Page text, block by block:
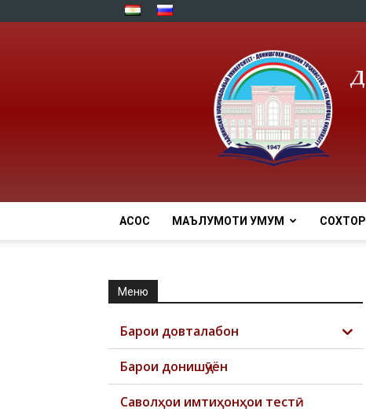
АСОСӢ МАЪЛУМОТИ УМУМӢ СОХТОР
Меню
Барои довталабон
Барои донишҷӯён
Саволҳои имтиҳонҳои тестӣ